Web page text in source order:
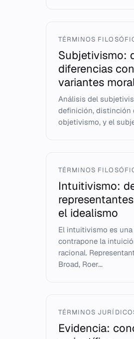
TÉRMINOS
Subjetivismo:
diferencias
variantes
Análisis del
definición, distinción
objetivismo, y el
TÉRMINOS
Intuitivismo:
el idealismo
El intuitivismo es
contrapone la
racional.
Broad, Roer...
TÉRMINOS
Evidencia: